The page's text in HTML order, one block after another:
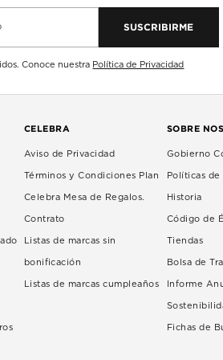
SUSCRIBIRME
Conoce nuestra Política de Privacidad
CELEBRA
Aviso de Privacidad
Términos y Condiciones Plan
Celebra Mesa de Regalos.
Contrato
Listas de marcas sin
bonificación
Listas de marcas cumpleaños
SOBRE
Gobierno
Políticas
Historia
Código de
Tiendas
Bolsa de
Informe
Fichas de